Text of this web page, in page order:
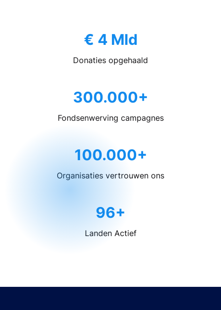
€ 4 Mld
Donaties opgehaald
300.000+
Fondsenwerving campagnes
100.000+
Organisaties vertrouwen ons
96+
Landen Actief